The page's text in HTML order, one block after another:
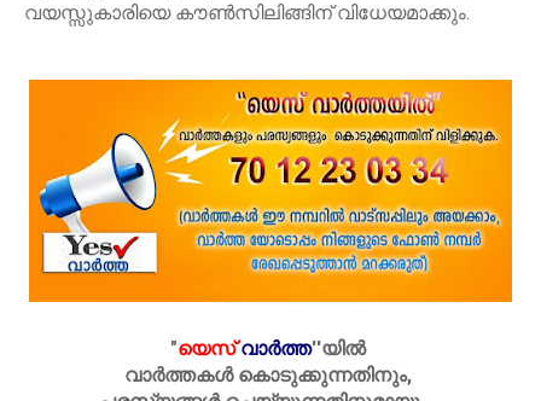
വയസ്സുകാരിയെ കൗൺസിലിങ്ങിന് വിധേയമാക്കും.
"യെസ് വാർത്ത''യിൽ
വാർത്തകൾ കൊടുക്കുന്നതിനും,